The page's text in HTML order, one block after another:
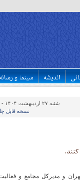
اندیشه سینما و
شنبه ۲۷ اردیبهشت ۱۴۰۴ - ۱۶:۳۱
نسخه قابل
و مدیرکل مجامع و